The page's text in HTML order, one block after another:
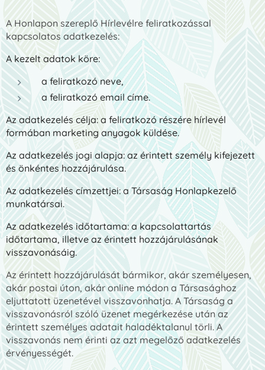
A Honlapon szereplő Hírlevélre feliratkozással
kapcsolatos adatkezelés:
A kezelt adatok köre:
a feliratkozó neve,
a feliratkozó email címe.
Az adatkezelés célja: a feliratkozó részére hírlevél
formában marketing anyagok küldése.
Az adatkezelés jogi alapja: az érintett személy kifejezett
és önkéntes hozzájárulása.
Az adatkezelés címzettjei: a Társaság Honlapkezelő
munkatársai.
Az adatkezelés időtartama: a kapcsolattartás
időtartama, illetve az érintett hozzájárulásának
visszavonásáig.
Az érintett hozzájárulását bármikor, akár személyesen,
akár postai úton, akár online módon a Társasághoz
eljuttatott üzenetével visszavonhatja. A Társaság a
visszavonásról szóló üzenet megérkezése után az
érintett személyes adatait haladéktalanul törli. A
visszavonás nem érinti az azt megelőző adatkezelés
érvényességét.